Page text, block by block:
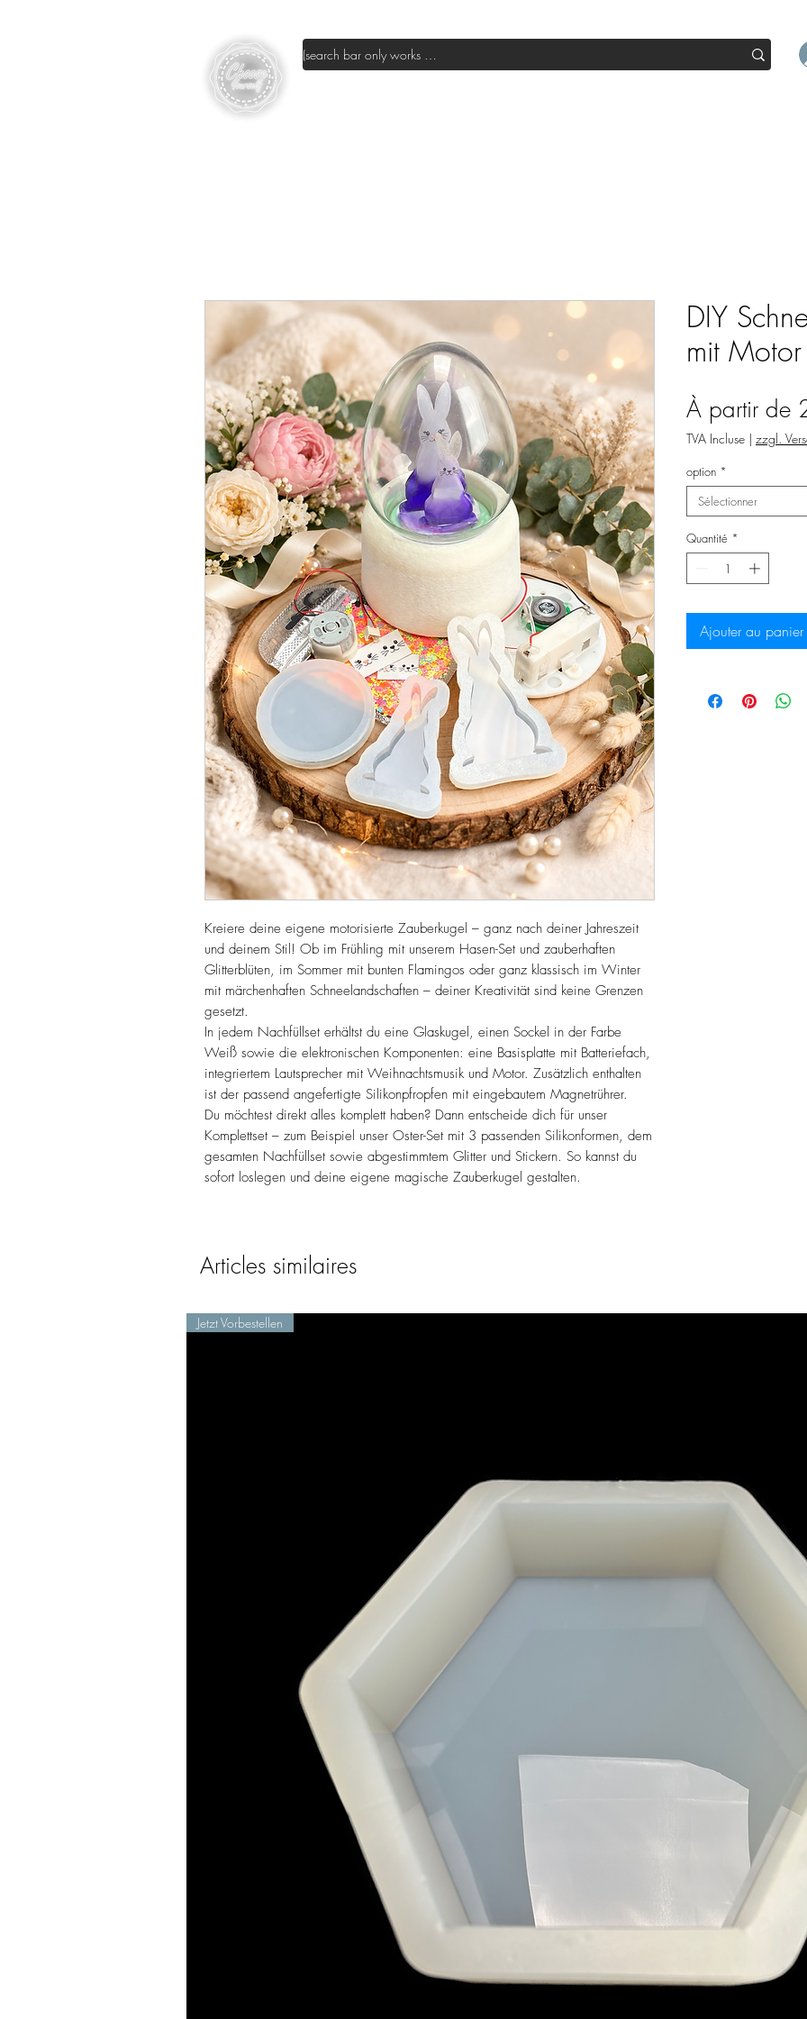
Kreiere deine eigene motorisierte Zauberkugel – ganz nach deiner Jahreszeit
und deinem Stil! Ob im Frühling mit unserem Hasen-Set und zauberhaften
Glitterblüten, im Sommer mit bunten Flamingos oder ganz klassisch im Winter
mit märchenhaften Schneelandschaften – deiner Kreativität sind keine Grenzen
gesetzt.
In jedem Nachfüllset erhältst du eine Glaskugel, einen Sockel in der Farbe
Weiß sowie die elektronischen Komponenten: eine Basisplatte mit Batteriefach,
integriertem Lautsprecher mit Weihnachtsmusik und Motor. Zusätzlich enthalten
ist der passend angefertigte Silikonpfropfen mit eingebautem Magnetrührer.
Du möchtest direkt alles komplett haben? Dann entscheide dich für unser
Komplettset – zum Beispiel unser Oster-Set mit 3 passenden Silikonformen, dem
gesamten Nachfüllset sowie abgestimmtem Glitter und Stickern. So kannst du
sofort loslegen und deine eigene magische Zauberkugel gestalten.
DIY
mit Motor
À partir de
TVA Incluse | zzgl.
option *
Sélectionner
Quantité *
Ajouter au panier
Articles similaires
Jetzt Vorbestellen